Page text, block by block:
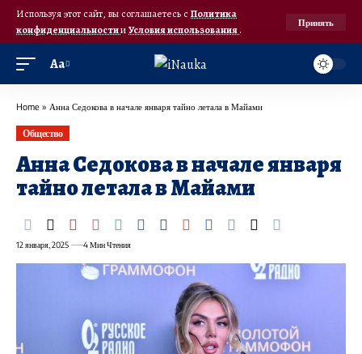
Используя этот сайт, вы соглашаетесь с Политика
конфиденциальностииУсловия использования.
Принять
Аа
Home » Анна Седокова в начале января тайно летала в Майами
Общество
Анна Седокова в начале января
тайно летала в Майами
12 января, 2025 4 Мин Чтения